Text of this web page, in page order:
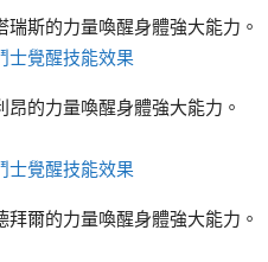
瑞斯的力量喚醒身體強大能力。
士覺醒技能效果
昂的力量喚醒身體強大能力。
士覺醒技能效果
拜爾的力量喚醒身體強大能力。